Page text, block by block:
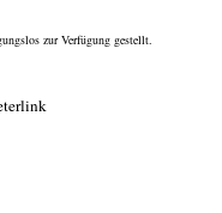
zur Verfügung gestellt.